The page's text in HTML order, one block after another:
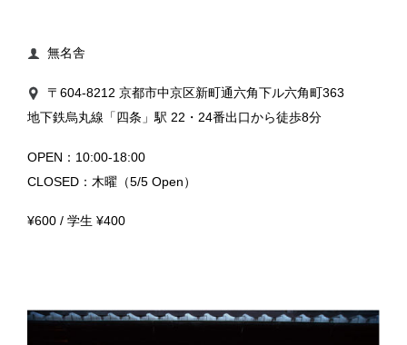
 無名舎

〒604-8212 京都市中京区新町通六角下ル六角町363
地下鉄烏丸線「四条」駅 22・24番出口から徒歩8分
OPEN：10:00-18:00
CLOSED：木曜（5/5 Open）
¥600 / 学生 ¥400